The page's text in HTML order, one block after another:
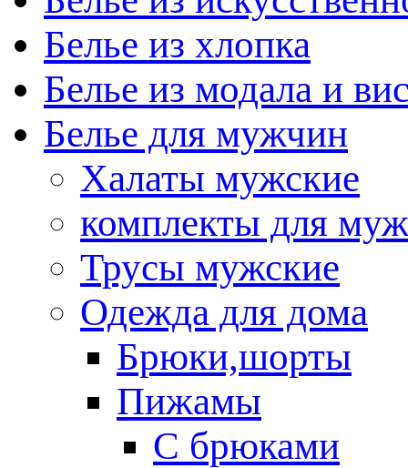
Белье из хлопка
Белье из модала и
Белье для мужчин
Халаты мужские
комплекты для
Трусы мужские
Одежда для дома
Брюки,шорты
Пижамы
С брюками